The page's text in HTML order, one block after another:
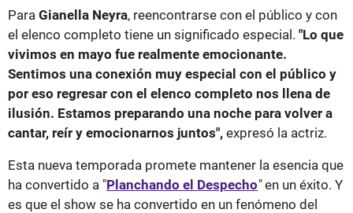
Para Gianella Neyra, reencontrarse con el público y con
el elenco completo tiene un significado especial. "Lo que
vivimos en mayo fue realmente emocionante.
Sentimos una conexión muy especial con el público y
por eso regresar con el elenco completo nos llena de
ilusión. Estamos preparando una noche para volver a
cantar, reír y emocionarnos juntos", expresó la actriz.
Esta nueva temporada promete mantener la esencia que
ha convertido a "Planchando el Despecho"en un éxito. Y
es que el show se ha convertido en un fenómeno del